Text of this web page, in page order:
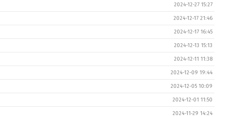
2024-12-27 15:27
2024-12-17 21:46
2024-12-17 16:45
2024-12-13 15:13
2024-12-11 11:38
2024-12-09 19:44
2024-12-05 10:09
2024-12-01 11:50
2024-11-29 14:24